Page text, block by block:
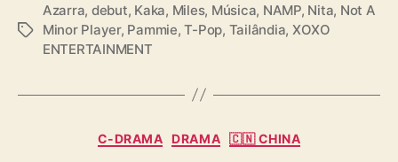
T
Azarra, debut, Kaka, Miles, Música, NAMP, Nita, Not A
Minor Player, Pammie,T-Pop, Tailândia, XOXO
ENTERTAINMENT
C
C-DRAMA DRAMA 🇨🇳 CHINA